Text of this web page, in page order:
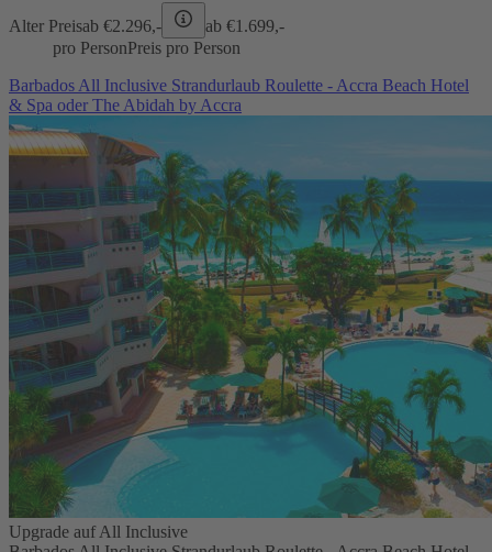
Alter Preisab €2.296,- ab €1.699,-
pro PersonPreis pro Person
Barbados All Inclusive Strandurlaub Roulette - Accra Beach Hotel
& Spa oder The Abidah by Accra
Upgrade auf All Inclusive